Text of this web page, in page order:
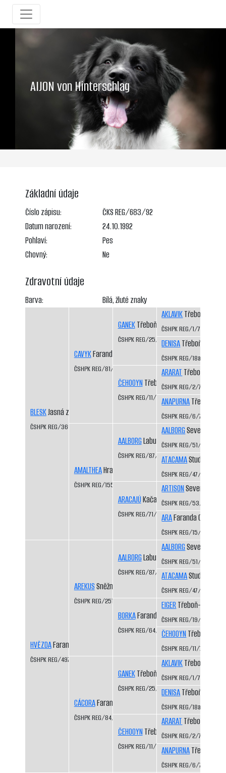
AIJON von Hinterschlag
Základní údaje
Číslo zápisu:
ČKS REG/683/92
Datum narození:
24.10.1992
Pohlaví:
Pes
Chovný:
Ne
Zdravotní údaje
Barva: Bílá, žluté znaky
BLESKJasná záře CS
ČSHPK REG/369/89
HVĚZDAFaranda CS
ČSHPK REG/497/90
CAVYKFaranda CS
ČSHPK REG/81/84
AMALTHEAHradecký lev CS
ČSHPK REG/155/86
AREKUSSněžník CS
ČSHPK REG/251/88
CÁCORAFaranda CS
ČSHPK REG/84/84
GANEKTřeboň-Kopeček CS
ČSHPK REG/25/82
ČEHOOYNTřeboň-Kopeček CS
ČSHPK REG/11/79
AALBORGLabutí řeka CS
ČSHPK REG/87/84
ARACAJÚKačabka CS
ČSHPK REG/71/84
AALBORGLabutí řeka CS
ČSHPK REG/87/84
BORKAFaranda CS
ČSHPK REG/64/83
GANEKTřeboň-Kopeček CS
ČSHPK REG/25/82
ČEHOOYNTřeboň-Kopeček CS
ČSHPK REG/11/79
AKLAVIKTřeboň-
ČSHPK REG/1/77
DENISATřeboň-
ČSHPK REG/18a/81
ARARAT Třeboň-
ČSHPK REG/2/77
ANAPURNATřeboň-
ČSHPK REG/6/77
AALBORGSeverní vítr
ČSHPK REG/51/83
ATACAMAStudená
ČSHPK REG/47/83
ARTISONSeverní vítr
ČSHPK REG/53/83
ARAFaranda CS
ČSHPK REG/15/81
AALBORGSeverní vítr
ČSHPK REG/51/83
ATACAMAStudená
ČSHPK REG/47/83
EIGERTřeboň-Kopeček
ČSHPK REG/19/81
ČEHOOYNTřeboň-
ČSHPK REG/11/79
AKLAVIKTřeboň-
ČSHPK REG/1/77
DENISATřeboň-
ČSHPK REG/18a/81
ARARAT Třeboň-
ČSHPK REG/2/77
ANAPURNATřeboň-
ČSHPK REG/6/77